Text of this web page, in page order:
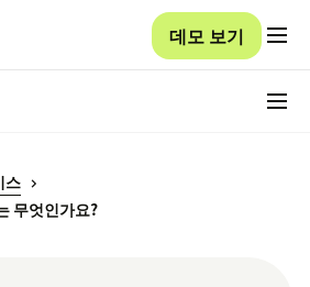
데모 보기
스
무엇인가요?